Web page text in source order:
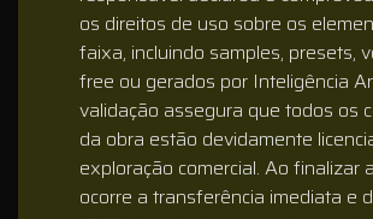
os direitos de uso sobre os
faixa, incluindo samples, presets,
free ou gerados por Inteligência
validação assegura que todos os
da obra estão devidamente
exploração comercial. Ao finalizar
ocorre a transferência imediata e